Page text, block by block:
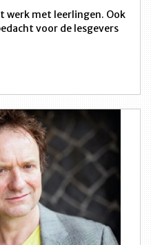
werk met leerlingen. Ook
voor de lesgevers